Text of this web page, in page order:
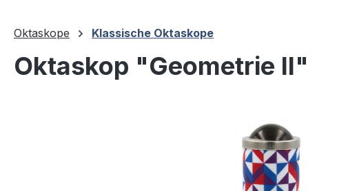
Oktaskope Klassische Oktaskope
Oktaskop "Geometrie II"